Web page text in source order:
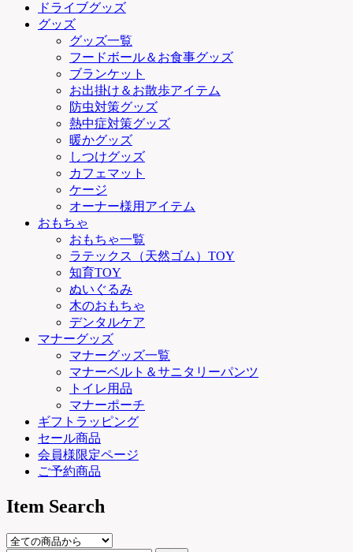
ドライブグッズ
グッズ
グッズ一覧
フードボール＆お食事グッズ
ブランケット
お出掛け＆お散歩アイテム
防虫対策グッズ
熱中症対策グッズ
暖かグッズ
しつけグッズ
カフェマット
ケージ
オーナー様用アイテム
おもちゃ
おもちゃ一覧
ラテックス（天然ゴム）TOY
知育TOY
ぬいぐるみ
木のおもちゃ
デンタルケア
マナーグッズ
マナーグッズ一覧
マナーベルト＆サニタリーパンツ
トイレ用品
マナーポーチ
ギフトラッピング
セール商品
会員様限定ページ
ご予約商品
Item Search